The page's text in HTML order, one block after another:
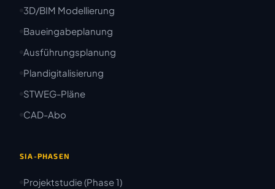
3D/BIM Modellierung
Baueingabeplanung
Ausführungsplanung
Plandigitalisierung
STWEG-Pläne
CAD-Abo
SIA-PHASEN
Projektstudie (Phase 1)